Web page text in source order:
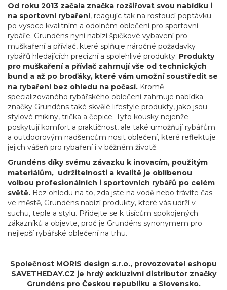
Od roku 2013 začala značka rozšiřovat svou nabídku i
na sportovní rybaření, reagujíc tak na rostoucí poptávku
po vysoce kvalitním a odolném oblečení pro sportovní
rybáře. Grundéns nyní nabízí špičkové vybavení pro
muškaření a přívlač, které splňuje náročné požadavky
rybářů hledajících precizní a spolehlivé produkty. Produkty
pro muškaření a přívlač zahrnují vše od technických
bund a až po broďáky, které vám umožní soustředit se
na rybaření bez ohledu na počasí. Kromě
specializovaného rybářského oblečení zahrnuje nabídka
značky Grundéns také skvělé lifestyle produkty, jako jsou
stylové mikiny, trička a čepice. Tyto kousky nejenže
poskytují komfort a praktičnost, ale také umožňují rybářům
a outdoorovým nadšencům nosit oblečení, které reflektuje
jejich vášeň pro rybaření i v běžném životě.
Grundéns díky svému závazku k inovacím, použitým
materiálům, udržitelnosti a kvalitě je oblíbenou
volbou profesionálních i sportovních rybářů po celém
světě. Bez ohledu na to, zda jste na vodě nebo trávíte čas
ve městě, Grundéns nabízí produkty, které vás udrží v
suchu, teple a stylu. Přidejte se k tisícům spokojených
zákazníků a objevte, proč je Grundéns synonymem pro
nejlepší rybářské oblečení na trhu.
Společnost MORIS design s.r.o., provozovatel eshopu
SAVETHEDAY.CZ je hrdý exkluzivní distributor značky
Grundéns pro Českou republiku a Slovensko.